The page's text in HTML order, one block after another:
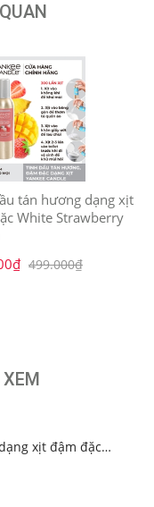
tán hương dạng xịt
White Strawberry
499.000₫
xịt đậm đặc